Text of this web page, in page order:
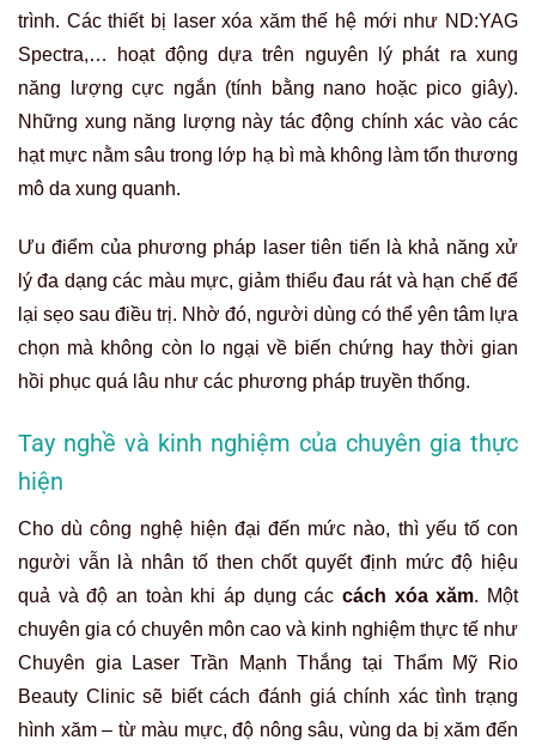
trình. Các thiết bị laser xóa xăm thế hệ mới như ND:YAG
Spectra,… hoạt động dựa trên nguyên lý phát ra xung
năng lượng cực ngắn (tính bằng nano hoặc pico giây).
Những xung năng lượng này tác động chính xác vào các
hạt mực nằm sâu trong lớp hạ bì mà không làm tổn thương
mô da xung quanh.
Ưu điểm của phương pháp laser tiên tiến là khả năng xử
lý đa dạng các màu mực, giảm thiểu đau rát và hạn chế để
lại sẹo sau điều trị. Nhờ đó, người dùng có thể yên tâm lựa
chọn mà không còn lo ngại về biến chứng hay thời gian
hồi phục quá lâu như các phương pháp truyền thống.
Tay nghề và kinh nghiệm của chuyên gia thực
hiện
Cho dù công nghệ hiện đại đến mức nào, thì yếu tố con
người vẫn là nhân tố then chốt quyết định mức độ hiệu
quả và độ an toàn khi áp dụng các cách xóa xăm. Một
chuyên gia có chuyên môn cao và kinh nghiệm thực tế như
Chuyên gia Laser Trần Mạnh Thắng tại Thẩm Mỹ Rio
Beauty Clinic sẽ biết cách đánh giá chính xác tình trạng
hình xăm – từ màu mực, độ nông sâu, vùng da bị xăm đến